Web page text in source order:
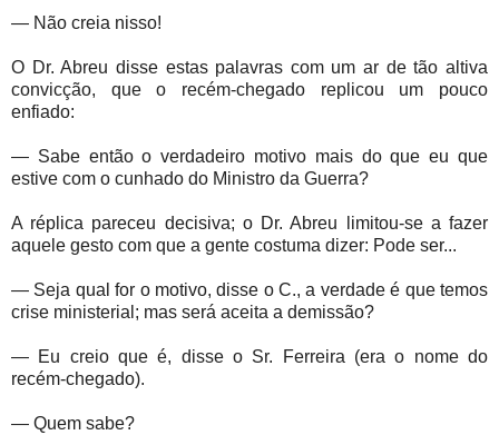
— Não creia nisso!
O Dr. Abreu disse estas palavras com um ar de tão altiva
convicção, que o recém-chegado replicou um pouco
enfiado:
— Sabe então o verdadeiro motivo mais do que eu que
estive com o cunhado do Ministro da Guerra?
A réplica pareceu decisiva; o Dr. Abreu limitou-se a fazer
aquele gesto com que a gente costuma dizer: Pode ser...
— Seja qual for o motivo, disse o C., a verdade é que temos
crise ministerial; mas será aceita a demissão?
— Eu creio que é, disse o Sr. Ferreira (era o nome do
recém-chegado).
— Quem sabe?